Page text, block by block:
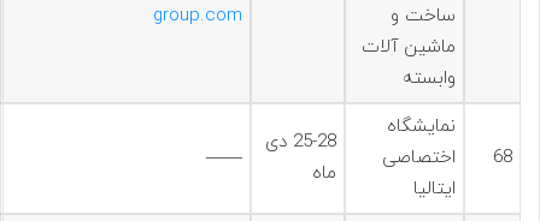
ساخت و
ماشین آلات
وابسته
group.com
68
نمایشگاه
اختصاصی
ایتالیا
25-28 دی
ماه
——